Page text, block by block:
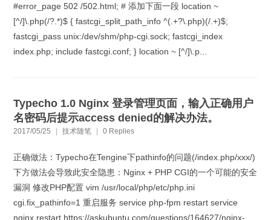
#error_page 502 /502.html; # 添加下面一段 location ~
[^/]\.php(/?.*)$ { fastcgi_split_path_info ^(.+?\.php)(/.+)$;
fastcgi_pass unix:/dev/shm/php-cgi.sock; fastcgi_index
index.php; include fastcgi.conf; } location ~ [^/]\.p...
Typecho 1.0 Nginx 登录管理页面，输入正确用户
名密码后提示access denied的解决办法。
2017/05/25 技术随笔 0 Replies
正确做法：Typecho在Tengine下pathinfo的问题(/index.php/xxx/)
下方做法会导致此安全隐患：Nginx + PHP CGI的一个可能的安全
漏洞 修改PHP配置 vim /usr/local/php/etc/php.ini
cgi.fix_pathinfo=1 重启服务 service php-fpm restart service
nginx restart https://askubuntu.com/questions/164627/nginx-